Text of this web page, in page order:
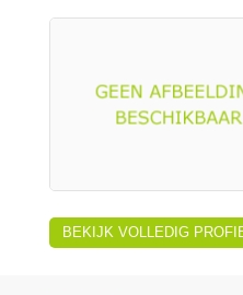
BEKIJK VOLLEDIG